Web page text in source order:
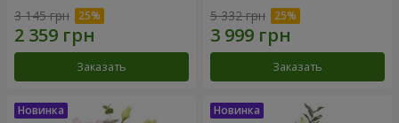
3 145 грн
Заказать
5 332 грн
Заказать